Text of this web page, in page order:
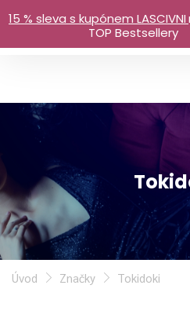
Úvod Značky Tokidoki
15 % sleva s kupónem LASCIVNI
TOP Bestsellery